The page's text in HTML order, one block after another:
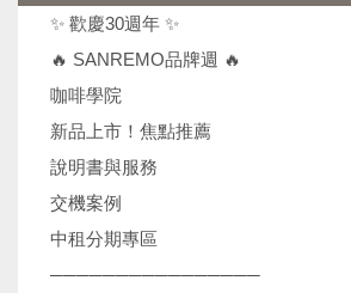
✨ 歡慶30週年 ✨
🔥 SANREMO品牌週 🔥
咖啡學院
新品上市！焦點推薦
說明書與服務
交機案例
中租分期專區
────────────────